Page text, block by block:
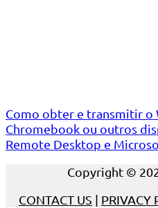
Como obter e transmitir o
Chromebook ou outros
Remote Desktop e
Copyright ©
CONTACT US | PRIVACY